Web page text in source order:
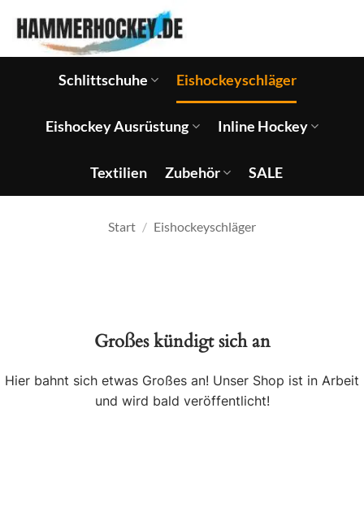
Inhalt
springen
Schlittschuhe Eishockeyschläger
Eishockey Ausrüstung Inline Hockey
Textilien Zubehör SALE
Start / Eishockeyschläger
Großes kündigt sich an
Hier bahnt sich etwas Großes an! Unser Shop ist in Arbeit
und wird bald veröffentlicht!